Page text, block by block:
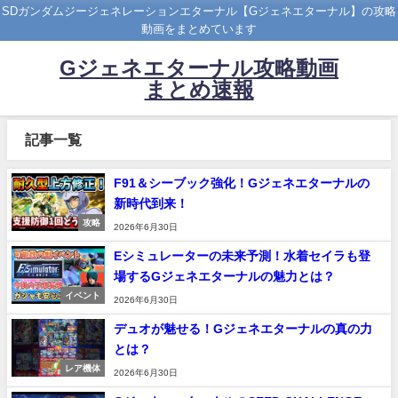
SDガンダムジージェネレーションエターナル【Gジェネエターナル】の攻略
動画をまとめています
Gジェネエターナル攻略動画
まとめ速報
記事一覧
攻略
F91＆シーブック強化！Gジェネエターナルの
新時代到来！
2026年6月30日
イベント
Eシミュレーターの未来予測！水着セイラも登
場するGジェネエターナルの魅力とは？
2026年6月30日
レア機体
デュオが魅せる！Gジェネエターナルの真の力
とは？
2026年6月30日